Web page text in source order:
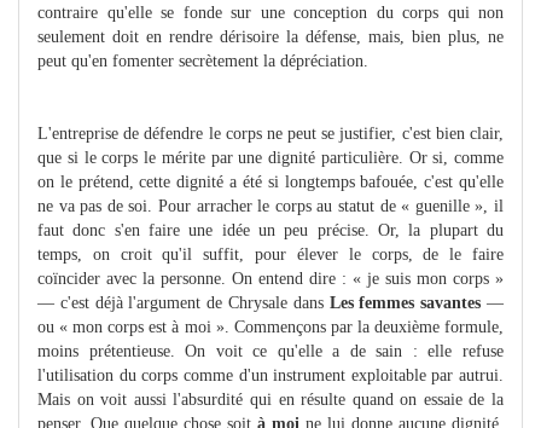
contraire qu'elle se fonde sur une conception du corps qui non
seulement doit en rendre dérisoire la défense, mais, bien plus, ne
peut qu'en fomenter secrètement la dépréciation.
L'entreprise de défendre le corps ne peut se justifier, c'est bien clair,
que si le corps le mérite par une dignité particulière. Or si, comme
on le prétend, cette dignité a été si longtemps bafouée, c'est qu'elle
ne va pas de soi. Pour arracher le corps au statut de « guenille », il
faut donc s'en faire une idée un peu précise. Or, la plupart du
temps, on croit qu'il suffit, pour élever le corps, de le faire
coïncider avec la personne. On entend dire : « je suis mon corps »
— c'est déjà l'argument de Chrysale dans Les femmes savantes —
ou « mon corps est à moi ». Commençons par la deuxième formule,
moins prétentieuse. On voit ce qu'elle a de sain : elle refuse
l'utilisation du corps comme d'un instrument exploitable par autrui.
Mais on voit aussi l'absurdité qui en résulte quand on essaie de la
penser. Que quelque chose soit à moi ne lui donne aucune dignité,